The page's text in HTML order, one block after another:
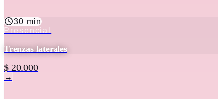
30 min
Presencial
Trenzas laterales
$ 20.000
→